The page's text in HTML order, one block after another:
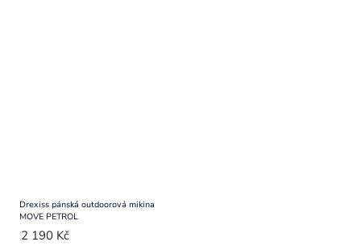
Drexiss pánská outdoorová mikina
MOVE PETROL
2 190 Kč